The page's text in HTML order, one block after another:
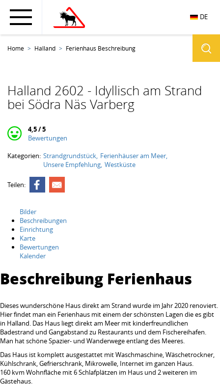
DE
Home Halland Ferienhaus Beschreibung
Halland 2602 - Idyllisch am Strand
bei Södra Näs Varberg
4,5 / 5
Bewertungen
Kategorien: Strandgrundstück Ferienhäuser am Meer
Unsere Empfehlung Westküste
Teilen:
Bilder
Beschreibungen
Einrichtung
Karte
Bewertungen
Kalender
Beschreibung Ferienhaus
Dieses wunderschöne Haus direkt am Strand wurde im Jahr 2020 renoviert.
Hier findet man ein Ferienhaus mit einem der schönsten Lagen die es gibt
in Halland. Das Haus liegt direkt am Meer mit kinderfreundlichen
Badestrand und Gangabstand zu Restaurants und dem Fischereihafen.
Man hat schöne Spazier- und Wanderwege entlang des Meeres.
Das Haus ist komplett ausgestattet mit Waschmaschine, Wäschetrockner,
Kühlschrank, Gefrierschrank, Mikrowelle, Internet im ganzen Haus.
160 kvm Wohnfläche mit 6 Schlafplätzen im Haus und 2 weiteren im
Gästehaus.